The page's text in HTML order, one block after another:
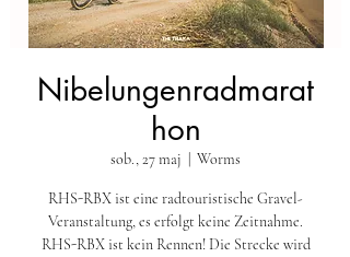
Nibelungenradmarat
hon
sob., 27 maj Worms
RHS-RBX ist eine radtouristische Gravel-
Veranstaltung, es erfolgt keine Zeitnahme.
RHS-RBX ist kein Rennen! Die Strecke wird